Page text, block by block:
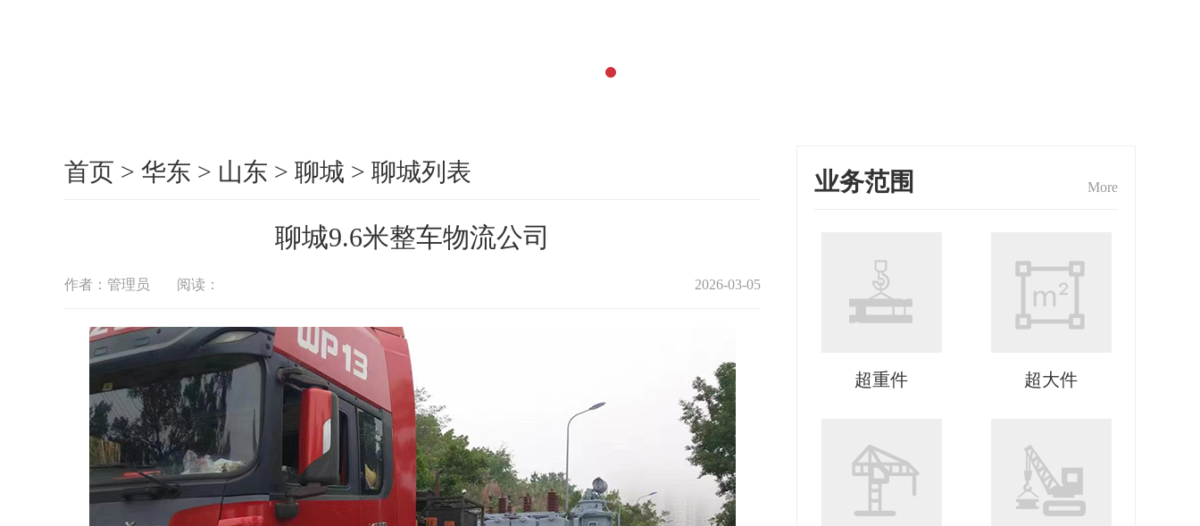
首页 > 华东 > 山东 > 聊城 > 聊城列表
聊城9.6米整车物流公司
作者：管理员 阅读： 2026-03-05
业务范围 More
超重件 超大件